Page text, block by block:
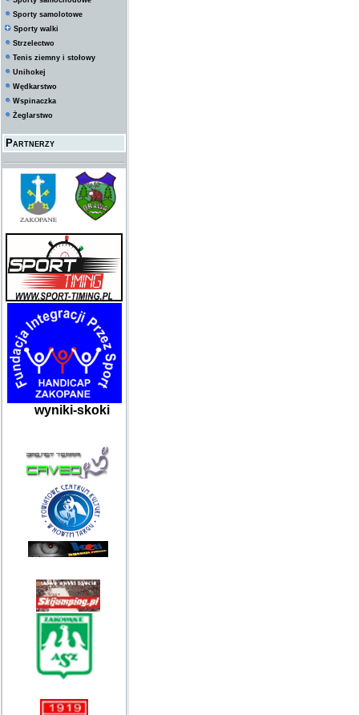
Sporty samolotowe
Sporty walki
Strzelectwo
Tenis ziemny i stołowy
Unihokej
Wędkarstwo
Wspinaczka
Żeglarstwo
Partnerzy
wyniki-skoki